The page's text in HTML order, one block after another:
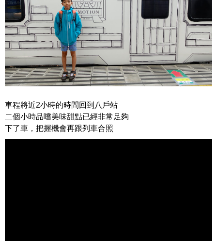
車程將近2小時的時間回到八戶站
二個小時品嚐美味甜點已經非常足夠
下了車，把握機會再跟列車合照